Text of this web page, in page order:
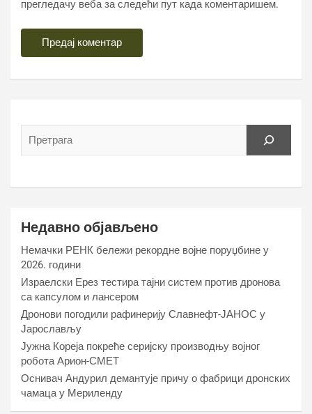
прегледачу веба за следећи пут када коментаришем.
Недавно објављено
Немачки РЕНК бележи рекордне војне поруџбине у
2026. години
Израелски Ерез тестира тајни систем против дронова
са капсулом и лансером
Дронови погодили рафинерију Славнефт-ЈАНОС у
Јарослављу
Јужна Кореја покреће серијску производњу војног
робота Арион-СМЕТ
Оснивач Андурил демантује причу о фабрици дронских
чамаца у Мериленду